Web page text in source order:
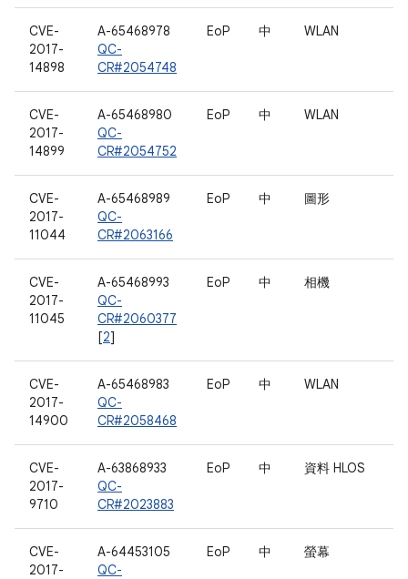
CVE-
2017-
14898
A-65468978
QC-
CR#2054748
EoP 中 WLAN
CVE-
2017-
14899
A-65468980
QC-
CR#2054752
EoP 中 WLAN
CVE-
2017-
11044
A-65468989
QC-
CR#2063166
EoP 中 圖形
CVE-
2017-
11045
A-65468993
QC-
CR#2060377
[2]
EoP 中 相機
CVE-
2017-
14900
A-65468983
QC-
CR#2058468
EoP 中 WLAN
CVE-
2017-
9710
A-63868933
QC-
CR#2023883
EoP 中 資料 HLOS
CVE-
2017-
A-64453105
QC-
EoP 中 螢幕